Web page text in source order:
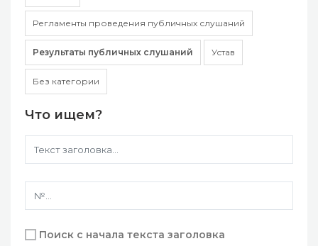
Регламенты проведения публичных слушаний
Результаты публичных слушаний Устав
Без категории
Что ищем?
Поиск с начала текста заголовка